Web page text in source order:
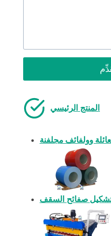
المنتج الرئيسي
وولفائف مجلفنة
تشكيل صفائح السقف